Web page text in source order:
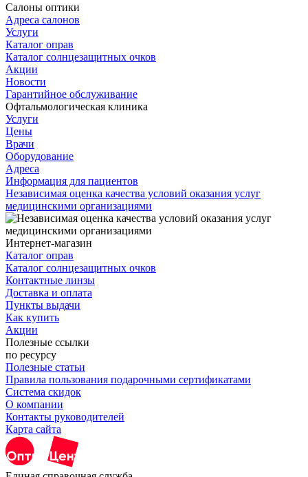
Салоны оптики
Адреса салонов
Услуги
Каталог оправ
Каталог солнцезащитных очков
Акции
Новости
Гарантийное обслуживание
Офтальмологическая клиника
Услуги
Цены
Врачи
Оборудование
Адреса
Информация для пациентов
Независимая оценка качества условий оказания услуг
медицинскими организациями
Интернет-магазин
Каталог оправ
Каталог солнцезащитных очков
Контактные линзы
Доставка и оплата
Пункты выдачи
Как купить
Акции
Полезные ссылки
по ресурсу
Полезные статьи
Правила пользования подарочными сертификатами
Система скидок
О компании
Контакты руководителей
Карта сайта